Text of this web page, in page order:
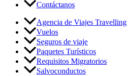
Contáctanos
Agencia de Viajes Travelling
Vuelos
Seguros de viaje
Paquetes Turísticos
Requisitos Migratorios
Salvoconductos